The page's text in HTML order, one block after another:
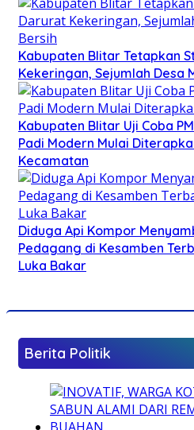
Kabupaten Blitar Tetapkan
Kekeringan, Sejumlah Desa
Kabupaten Blitar Uji Coba
Padi Modern Mulai
Kecamatan
Diduga Api Kompor
Pedagang di Kesamben
Luka Bakar
Berita Politik